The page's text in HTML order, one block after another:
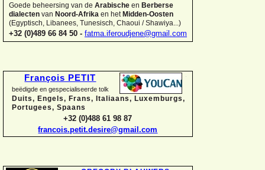
Goede beheersing van de Arabische en Berberse
dialecten van Noord-Afrika en hetMidden-Oosten
(Egyptisch, Libanees, Tunesisch, Chaoui / Shawiya...)
+32 (0)489 66 84 50 - fatma.iferoudjene@gmail.com
François PETIT
beëdigde en gespecialiseerde tolk
Duits, Engels, Frans, Italiaans, Luxemburgs,
Portugees, Spaans
+32 (0)488 61 98 87
francois.petit.desire@gmail.com